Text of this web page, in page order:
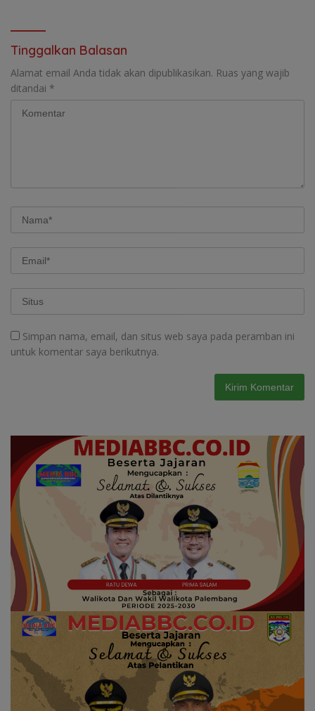
Tinggalkan Balasan
Alamat email Anda tidak akan dipublikasikan. Ruas yang wajib
ditandai *
Simpan nama, email, dan situs web saya pada peramban ini
untuk komentar saya berikutnya.